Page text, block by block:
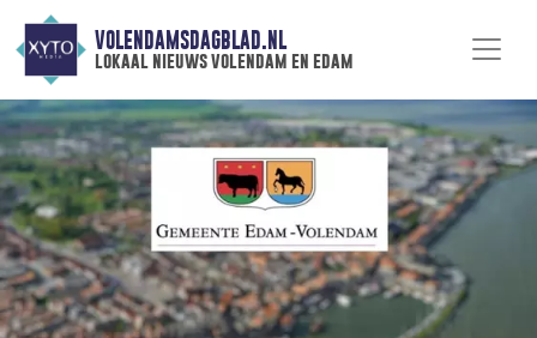
VOLENDAMSDAGBLAD.NL
lokaal nieuws volendam en edam